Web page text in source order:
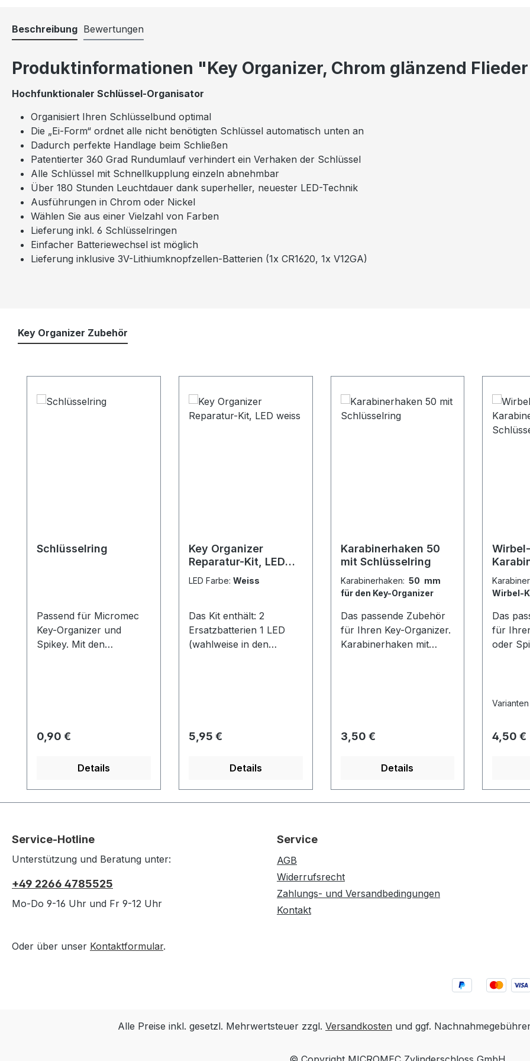
Beschreibung Bewertungen
Produktinformationen "Key Organizer, Chrom glänzend
Hochfunktionaler Schlüssel-Organisator
Organisiert Ihren Schlüsselbund optimal
Die „Ei-Form“ ordnet alle nicht benötigten Schlüssel automatisch unten an
Dadurch perfekte Handlage beim Schließen
Patentierter 360 Grad Rundumlauf verhindert ein Verhaken der Schlüssel
Alle Schlüssel mit Schnellkupplung einzeln abnehmbar
Über 180 Stunden Leuchtdauer dank superheller, neuester LED-Technik
Ausführungen in Chrom oder Nickel
Wählen Sie aus einer Vielzahl von Farben
Lieferung inkl. 6 Schlüsselringen
Einfacher Batteriewechsel ist möglich
Lieferung inklusive 3V-Lithiumknopfzellen-Batterien (1x CR1620, 1x V12GA)
Key Organizer Zubehör
Schlüsselring
Passend für Micromec
Key-Organizer und
Spikey. Mit den
ORGANIZER oder
MICROMEC SPIKEY. So
Weise weitere Schlüssel
oder Schlüsselanhänger
anbringen. Auch ideal,
Schlüssel leicht mit dem
Organizer zu verbinden.
Regulärer Preis:
0,90 €
Details
Key Organizer
Reparatur-Kit, LED
weiss
LED Farbe: Weiss
Das Kit enthält: 2
Ersatzbatterien 1 LED
(wahlweise in den
Anleitung
Regulärer Preis:
5,95 €
Details
Karabinerhaken 50
mit Schlüsselring
Karabinerhaken: 50 mm
für den Key-Organizer
Das passende Zubehör
für Ihren Key-Organizer.
Karabinerhaken mit
Regulärer Preis:
3,50 €
Details
mit
Wirbel-
Das
für
oder
4,50 €
Service-Hotline
Unterstützung und Beratung unter:
+49 2266 4785525
Mo-Do 9-16 Uhr und Fr 9-12 Uhr
Oder über unser Kontaktformular.
Service
AGB
Widerrufsrecht
Zahlungs- und Versandbedingungen
Kontakt
Alle Preise inkl. gesetzl. Mehrwertsteuer zzgl. Versandkosten und ggf.